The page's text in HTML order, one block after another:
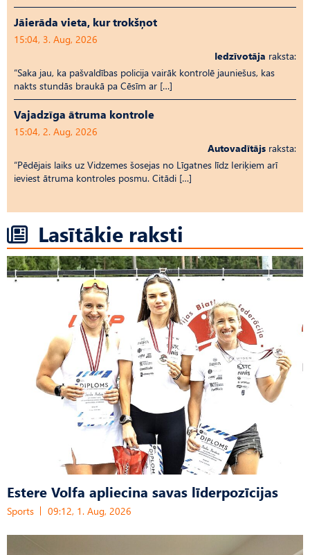
Jāierāda vieta, kur trokšņot
15:04, 3. Aug, 2026
Iedzīvotāja raksta:
“Saka jau, ka pašvaldības policija vairāk kontrolē jauniešus, kas
nakts stundās braukā pa Cēsīm ar […]
Vajadzīga ātruma kontrole
15:04, 2. Aug, 2026
Autovadītājs raksta:
“Pēdējais laiks uz Vid­ze­mes šosejas no Līgatnes līdz Ieriķiem arī
ieviest ātruma kontroles posmu. Citādi […]
Lasītākie raksti
Estere Volfa apliecina savas līderpozīcijas
Sports 09:12, 1. Aug, 2026